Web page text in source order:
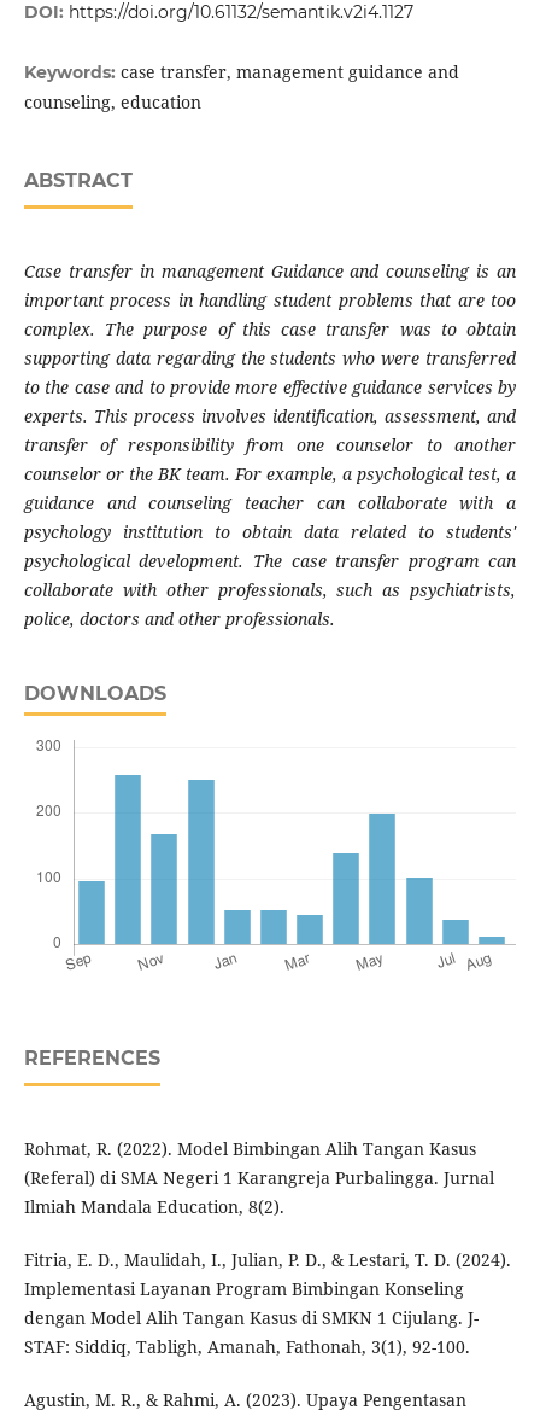
DOI: https://doi.org/10.61132/semantik.v2i4.1127
Keywords: case transfer, management guidance and
counseling, education
ABSTRACT
Case transfer in management Guidance and counseling is an
important process in handling student problems that are too
complex. The purpose of this case transfer was to obtain
supporting data regarding the students who were transferred
to the case and to provide more effective guidance services by
experts. This process involves identification, assessment, and
transfer of responsibility from one counselor to another
counselor or the BK team. For example, a psychological test, a
guidance and counseling teacher can collaborate with a
psychology institution to obtain data related to students'
psychological development. The case transfer program can
collaborate with other professionals, such as psychiatrists,
police, doctors and other professionals.
DOWNLOADS
REFERENCES
Rohmat, R. (2022). Model Bimbingan Alih Tangan Kasus
(Referal) di SMA Negeri 1 Karangreja Purbalingga. Jurnal
Ilmiah Mandala Education, 8(2).
Fitria, E. D., Maulidah, I., Julian, P. D., & Lestari, T. D. (2024).
Implementasi Layanan Program Bimbingan Konseling
dengan Model Alih Tangan Kasus di SMKN 1 Cijulang. J-
STAF: Siddiq, Tabligh, Amanah, Fathonah, 3(1), 92-100.
Agustin, M. R., & Rahmi, A. (2023). Upaya Pengentasan